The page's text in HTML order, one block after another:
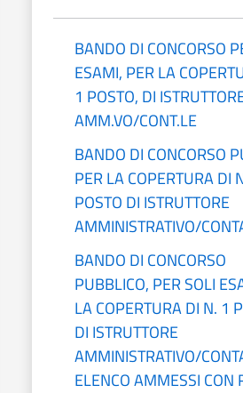
BANDO DI CONCORSO
ESAMI, PER LA
1 POSTO, DI
AMM.VO/CONT.LE
BANDO DI CONCORSO
PER LA COPERTURA DI
POSTO DI ISTRUTTORE
AMMINISTRATIVO/
BANDO DI CONCORSO
PUBBLICO, PER SOLI
LA COPERTURA DI N. 1
DI ISTRUTTORE
AMMINISTRATIVO/
ELENCO AMMESSI CON